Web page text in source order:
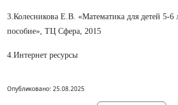
3.Колесникова Е.В. «Математика для детей 5-6
пособие», ТЦ Сфера, 2015
4.Интернет ресурсы
Опубликовано: 25.08.2025